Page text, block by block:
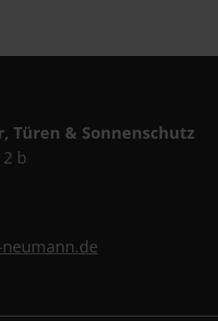
Türen & Sonnenschutz
b